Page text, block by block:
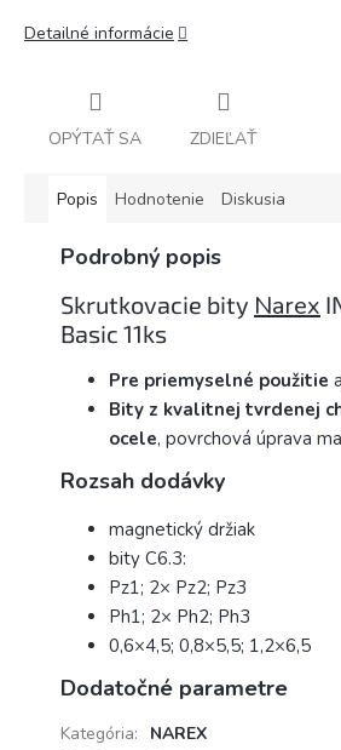
Detailné informácie
OPÝTAŤ SA ZDIEĽAŤ
Popis Hodnotenie Diskusia
Podrobný popis
Skrutkovacie bity Narex
Basic 11ks
Pre priemyselné použitie
Bity z kvalitnej tvrdenej
ocele, povrchová úprava
Rozsah dodávky
magnetický držiak
bity C6.3:
Pz1; 2× Pz2; Pz3
Ph1; 2× Ph2; Ph3
0,6×4,5; 0,8×5,5; 1,2×6,5
Dodatočné parametre
Kategória:
NAREX